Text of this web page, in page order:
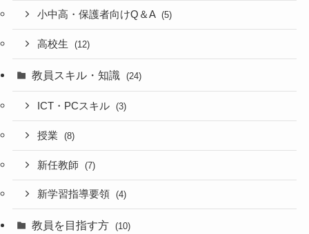
小中高・保護者向けQ＆A (5)
高校生 (12)
教員スキル・知識 (24)
ICT・PCスキル (3)
授業 (8)
新任教師 (7)
新学習指導要領 (4)
教員を目指す方 (10)